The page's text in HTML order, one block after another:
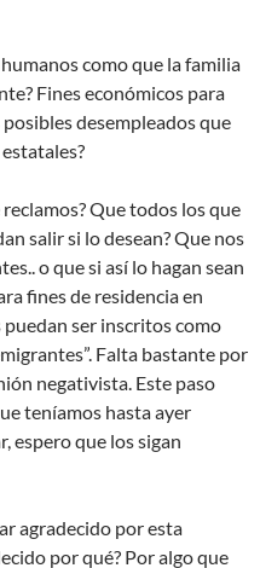
como que la familia
Fines económicos para
desempleados que
Que todos los que
salir si lo desean? Que nos
o que si así lo hagan sean
fines de residencia en
ser inscritos como
Falta bastante por
negativista. Este paso
teníamos hasta ayer
espero que los sigan
agradecido por esta
por qué? Por algo que